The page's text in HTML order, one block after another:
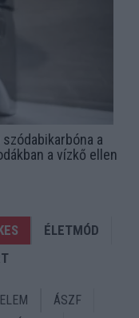
a
a vízkő ellen
ÉLETMÓD
ÁSZF